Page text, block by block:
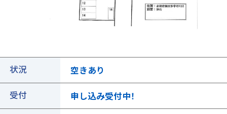
状況 空きあり
受付 申し込み受付中！
①ご契約中の駐車場の詳細ページを開きます